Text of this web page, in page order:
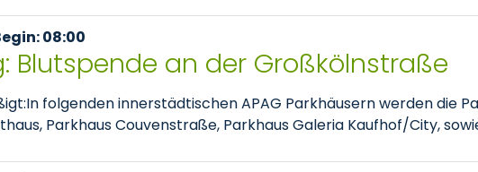
08:00
Blutspende an der Großkölnstraße
folgenden innerstädtischen APAG Parkhäusern werden die
Parkhaus Couvenstraße, Parkhaus Galeria Kaufhof/City,